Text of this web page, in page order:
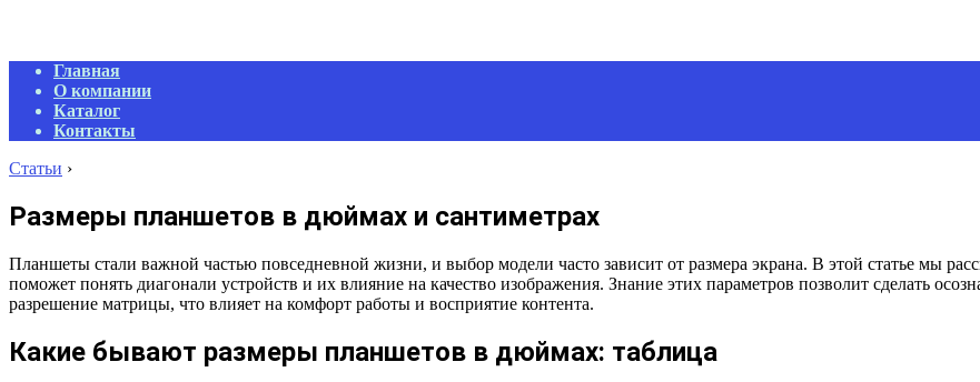
Primary
Navigation
Menu
Главная
О компании
Каталог
Контакты
Статьи ›
Размеры планшетов в дюймах и сантиметрах
Планшеты стали важной частью повседневной жизни, и выбор модели часто зависит от размера экрана. В этой статье мы
поможет понять диагонали устройств и их влияние на качество изображения. Знание этих параметров позволит сделать
разрешение матрицы, что влияет на комфорт работы и восприятие контента.
Какие бывают размеры планшетов в дюймах: таблица